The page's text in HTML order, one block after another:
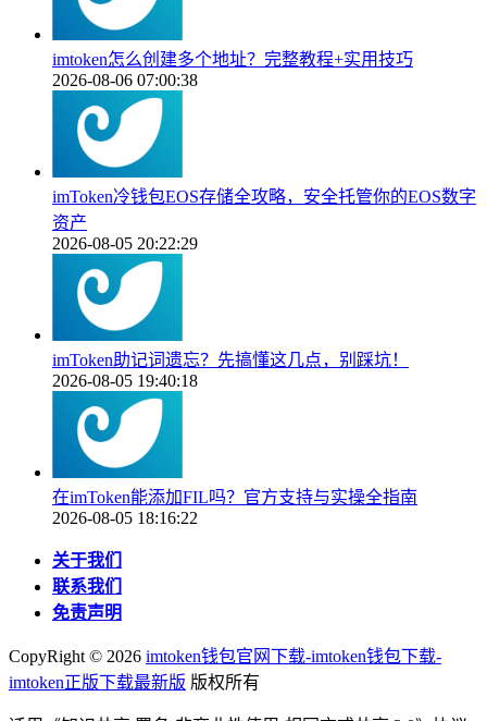
imtoken怎么创建多个地址？完整教程+实用技巧
2026-08-06 07:00:38
imToken冷钱包EOS存储全攻略，安全托管你的EOS数字
资产
2026-08-05 20:22:29
imToken助记词遗忘？先搞懂这几点，别踩坑！
2026-08-05 19:40:18
在imToken能添加FIL吗？官方支持与实操全指南
2026-08-05 18:16:22
关于我们
联系我们
免责声明
CopyRight © 2026 imtoken钱包官网下载-imtoken钱包下载-
imtoken正版下载最新版 版权所有